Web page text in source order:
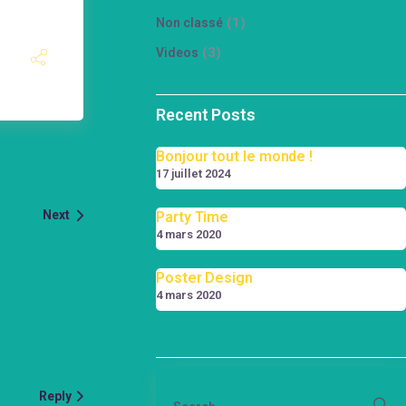
Next
Reply
Non classé (1)
Videos (3)
Recent Posts
Bonjour tout le monde !
17 juillet 2024
Party Time
4 mars 2020
Poster Design
4 mars 2020